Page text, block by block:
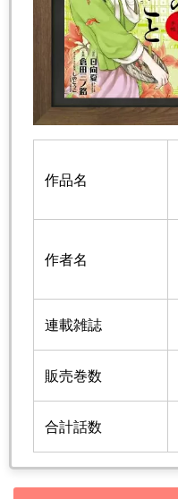
作品名
作者名
連載雑誌
販売巻数
合計話数